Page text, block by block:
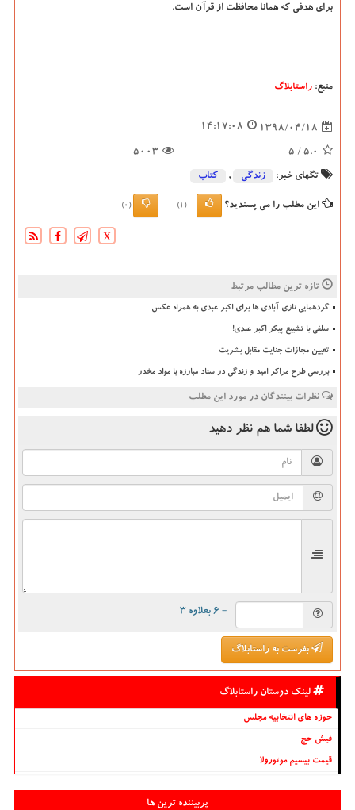
برای هدفی كه همانا محافظت از قرآن است.
منبع: راستابلاگ
1398/04/18
14:17:08
5.0
/ 5
5003
تگهای خبر: زندگی , كتاب
این مطلب را می پسندید؟ (1)
(0)
X
تازه ترین مطالب مرتبط
گردهمایی نازی آبادی ها برای اکبر عبدی به همراه عکس
سلفی با تشییع پیکر اکبر عبدی!
تعیین مجازات جنایت مقابل بشریت
بررسی طرح مراکز امید و زندگی در ستاد مبارزه با مواد مخدر
نظرات بینندگان در مورد این مطلب
لطفا شما هم نظر دهید
= ۶ بعلاوه ۳
بفرست به راستابلاگ
لینک دوستان راستابلاگ
حوزه های انتخابیه مجلس
فیش حج
قیمت بیسیم موتورولا
پربیننده ترین ها